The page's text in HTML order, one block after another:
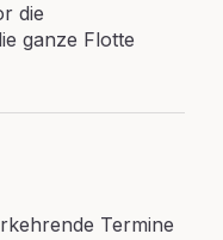
die
ganze Flotte
Termine